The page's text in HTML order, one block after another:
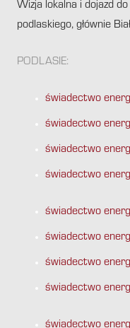
Wizja lokalna i dojazd
podlaskiego, głównie
PODLASIE:
świadectwo
świadectwo
świadectwo
świadectwo
świadectwo
świadectwo
świadectwo
świadectwo
świadectwo